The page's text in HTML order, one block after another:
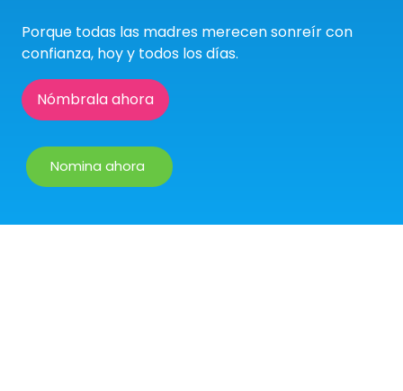
Porque todas las madres merecen sonreír con
confianza, hoy y todos los días.
Nómbrala ahora
Nomina ahora